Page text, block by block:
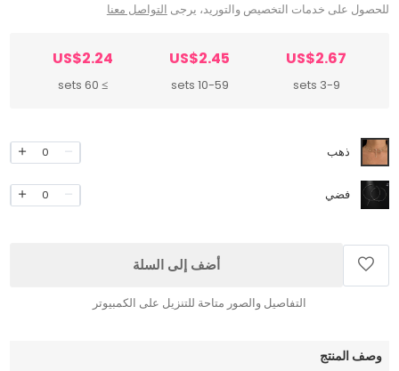
للحصول على خدمات التخصيص والتوريد، يرجى التواصل معنا
US$2.67
3-9 sets
US$2.45
10-59 sets
US$2.24
≥ 60 sets
ذهب 0
فضي 0
أضف إلى السلة
التفاصيل والصور متاحة للتنزيل على الكمبيوتر
وصف المنتج